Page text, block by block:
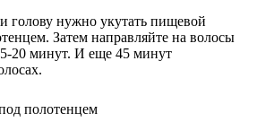
голову нужно укутать пищевой
Затем направляйте на волосы
20 минут. И еще 45 минут